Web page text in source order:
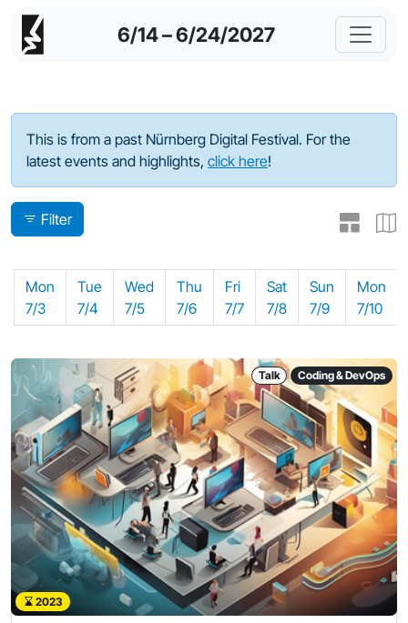
6/14 – 6/24/2027
Program - 2023
This is from a past Nürnberg Digital Festival. For the
latest events and highlights, click here!
Filter
Mon
7/3
Tue
7/4
Wed
7/5
Thu
7/6
Fri
7/7
Sat
7/8
Sun
7/9
Mon
7/10
Talk Coding & DevOps
2023